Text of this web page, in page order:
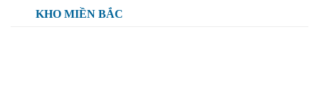
KHO MIỀN BẮC